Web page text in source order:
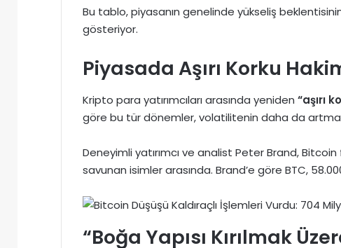
Bu tablo, piyasanın genelinde yükseliş
gösteriyor.
Piyasada Aşırı Korku
Kripto para yatırımcıları arasında yeniden “aşırı
göre bu tür dönemler, volatilitenin daha da
Deneyimli yatırımcı ve analist Peter Brand,
savunan isimler arasında. Brand’e göre BTC,
“Boğa Yapısı Kırılmak